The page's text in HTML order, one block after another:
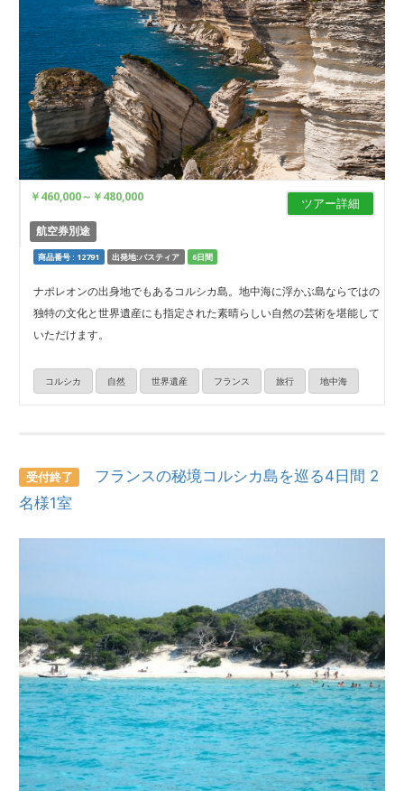
ツアー詳細
￥460,000～ ￥480,000
航空券別途
商品番号 : 12791 出発地:バスティア 6日間
ナポレオンの出身地でもあるコルシカ島。地中海に浮かぶ島ならではの
独特の文化と世界遺産にも指定された素晴らしい自然の芸術を堪能して
いただけます。
コルシカ 自然 世界遺産 フランス 旅行 地中海
受付終了
フランスの秘境コルシカ島を巡る4日間 2
名様1室